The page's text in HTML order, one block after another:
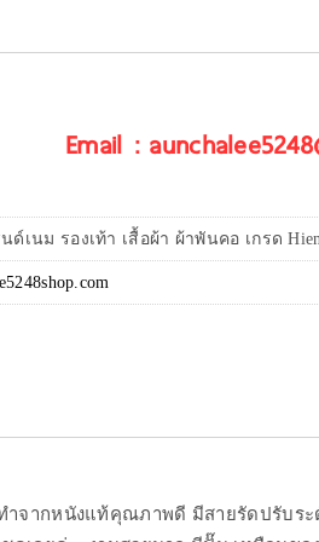
Email :
ด์เนม รองเท้า เสื้อผ้า ผ้าพันคอ เกรด
ำจากหนังแท้คุณภาพดี มีสายรัดปรับร